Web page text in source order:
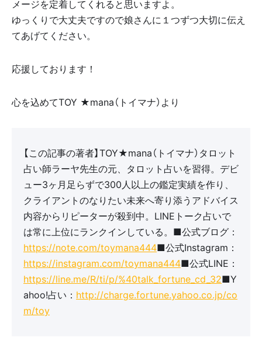
メージを定着してくれると思いますよ。
ゆっくりで大丈夫ですので娘さんに１つずつ大切に伝え
てあげてください。
応援しております！
心を込めてTOY ★mana（トイマナ）より
【この記事の著者】TOY★mana（トイマナ）タロット
占い師ラーヤ先生の元、タロット占いを習得。デビ
ュー3ヶ月足らずで300人以上の鑑定実績を作り、
クライアントのなりたい未来へ寄り添うアドバイス
内容からリピーターが殺到中。LINEトーク占いで
は常に上位にランクインしている。■公式ブログ：
https://note.com/toymana444■公式Instagram：
https://instagram.com/toymana444■公式LINE：
https://line.me/R/ti/p/%40talk_fortune_cd_32■Y
ahoo!占い： http://charge.fortune.yahoo.co.jp/co
m/toy